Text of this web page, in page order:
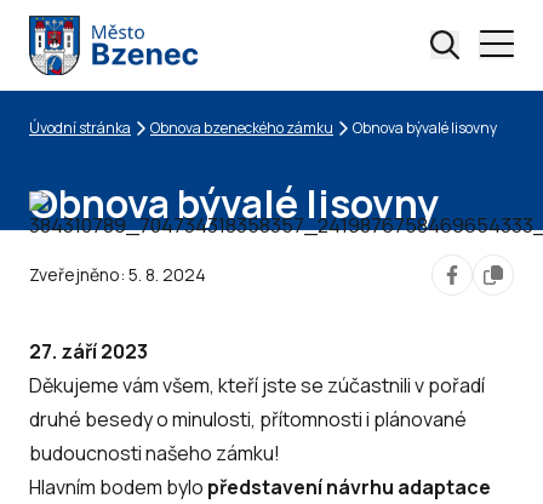
Drobečková navigace
Úvodní stránka Obnova bzeneckého zámku Obnova bývalé lisovny
Obnova bývalé lisovny
Zveřejněno: 5. 8. 2024
27. září 2023
Děkujeme vám všem, kteří jste se zúčastnili v pořadí
druhé besedy o minulosti, přítomnosti i plánované
budoucnosti našeho zámku!
Hlavním bodem bylo představení návrhu adaptace